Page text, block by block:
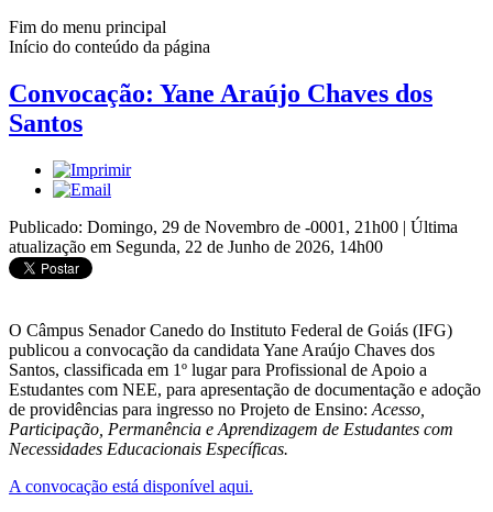
Fim do menu principal
Início do conteúdo da página
Convocação: Yane Araújo Chaves dos
Santos
Publicado: Domingo, 29 de Novembro de -0001, 21h00 | Última
atualização em Segunda, 22 de Junho de 2026, 14h00
O Câmpus Senador Canedo do Instituto Federal de Goiás (IFG)
publicou a convocação da candidata Yane Araújo Chaves dos
Santos, classificada em 1º lugar para Profissional de Apoio a
Estudantes com NEE, para apresentação de documentação e adoção
de providências para ingresso no Projeto de Ensino: Acesso,
Participação, Permanência e Aprendizagem de Estudantes com
Necessidades Educacionais Específicas.
A convocação está disponível aqui.